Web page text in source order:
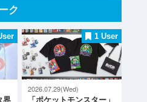
ク
界
1 User
2026.07.29(Wed)
「ポケットモンスター」